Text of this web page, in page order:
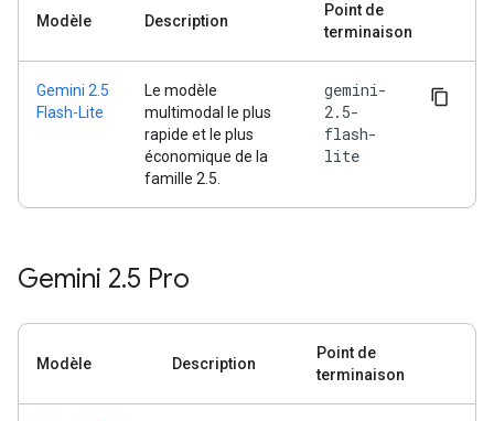
Modèle Description
Point de
terminaison
Gemini 2.5
Flash-Lite
Le modèle
multimodal le plus
rapide et le plus
économique de la
famille 2.5.
gemini-
2.5-
flash-
lite
Gemini 2.5 Pro
Modèle Description
Point de
terminaison